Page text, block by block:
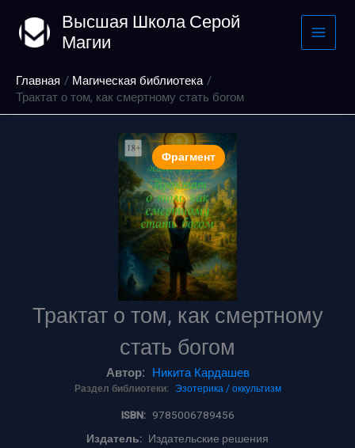
содержимому
Высшая Школа Серой
Магии
Главная
Магическая библиотека
Трактат о том, как смертному стать богом
Фрагмент
Трактат о том, как смертному
стать богом
Автор: Никита Кардашев
Раздел библиотеки: Эзотерика / оккультизм
ISBN: 9785006789456
Издатель: Издательские решения